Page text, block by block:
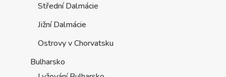
Střední Dalmácie
Jižní Dalmácie
Ostrovy v Chorvatsku
Bulharsko